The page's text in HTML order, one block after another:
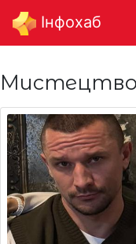
Інфохаб
Мистецтво